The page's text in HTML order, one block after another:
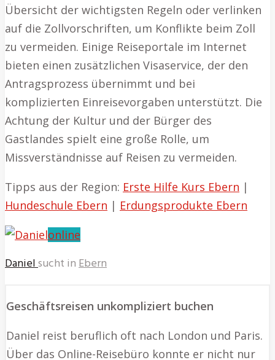
Übersicht der wichtigsten Regeln oder verlinken
auf die Zollvorschriften, um Konflikte beim Zoll
zu vermeiden. Einige Reiseportale im Internet
bieten einen zusätzlichen Visaservice, der den
Antragsprozess übernimmt und bei
komplizierten Einreisevorgaben unterstützt. Die
Achtung der Kultur und der Bürger des
Gastlandes spielt eine große Rolle, um
Missverständnisse auf Reisen zu vermeiden.
Tipps aus der Region: Erste Hilfe Kurs Ebern |
Hundeschule Ebern | Erdungsprodukte Ebern
online
Danielsucht inEbern
Geschäftsreisen unkompliziert buchen
Daniel reist beruflich oft nach London und Paris.
Über das Online-Reisebüro konnte er nicht nur